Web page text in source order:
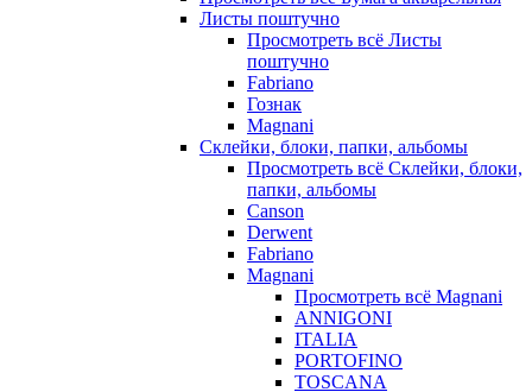
Листы поштучно
Просмотреть всё Листы
поштучно
Fabriano
Гознак
Magnani
Склейки, блоки, папки, альбомы
Просмотреть всё Склейки, блоки,
папки, альбомы
Canson
Derwent
Fabriano
Magnani
Просмотреть всё Magnani
ANNIGONI
ITALIA
PORTOFINO
TOSCANA